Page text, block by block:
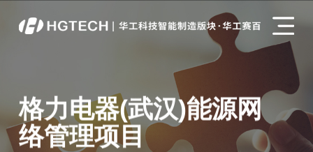
格力电器(武汉)能源网
络管理项目